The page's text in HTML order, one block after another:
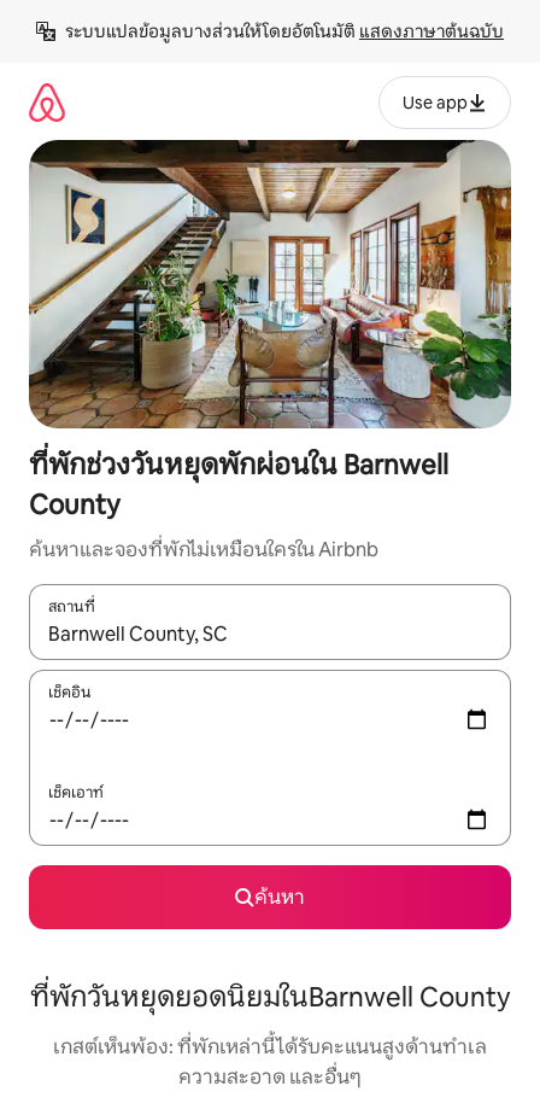
เนื้อหา
ระบบแปลข้อมูลบางส่วนให้โดยอัตโนมัติ แสดงภาษาต้นฉบับ
Use app
ที่พักช่วงวันหยุดพักผ่อนใน Barnwell
County
ค้นหาและจองที่พักไม่เหมือนใครใน Airbnb
สถานที่
ใช้ลูกศรขึ้นลง หรือใช้การสัมผัสหรือปัด เพื่อสำรวจผลการค้นหา
เช็คอิน
เช็คเอาท์
ค้นหา
ที่พักวันหยุดยอดนิยมในBarnwell County
เกสต์เห็นพ้อง: ที่พักเหล่านี้ได้รับคะแนนสูงด้านทำเล
ความสะอาด และอื่นๆ